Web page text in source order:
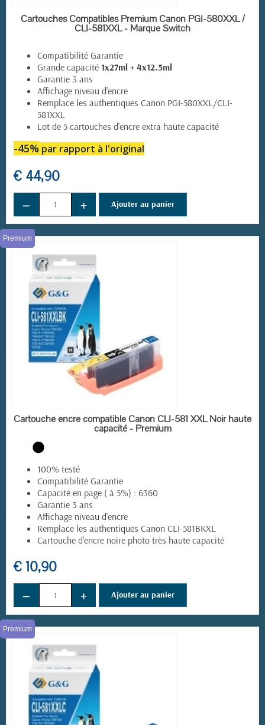
(23 avis)
EN STOCK
Cartouches Compatibles Premium Canon PGI-580XXL /
CLI-581XXL - Marque Switch
Compatibilité Garantie
Grande capacité 1x27ml + 4x12.5ml
Garantie 3 ans
Affichage niveau d'encre
Remplace les authentiques Canon PGI-580XXL/CLI-
581XXL
Lot de 5 cartouches d'encre extra haute capacité
-45% par rapport à l'original
€ 44,90
− + Ajouter au panier
EN STOCK
Premium
Cartouche encre compatible Canon CLI-581 XXL Noir haute
capacité - Premium
100% testé
Compatibilité Garantie
Capacité en page ( à 5%) : 6360
Garantie 3 ans
Affichage niveau d'encre
Remplace les authentiques Canon CLI-581BKXL
Cartouche d'encre noire photo très haute capacité
€ 10,90
− + Ajouter au panier
Premium